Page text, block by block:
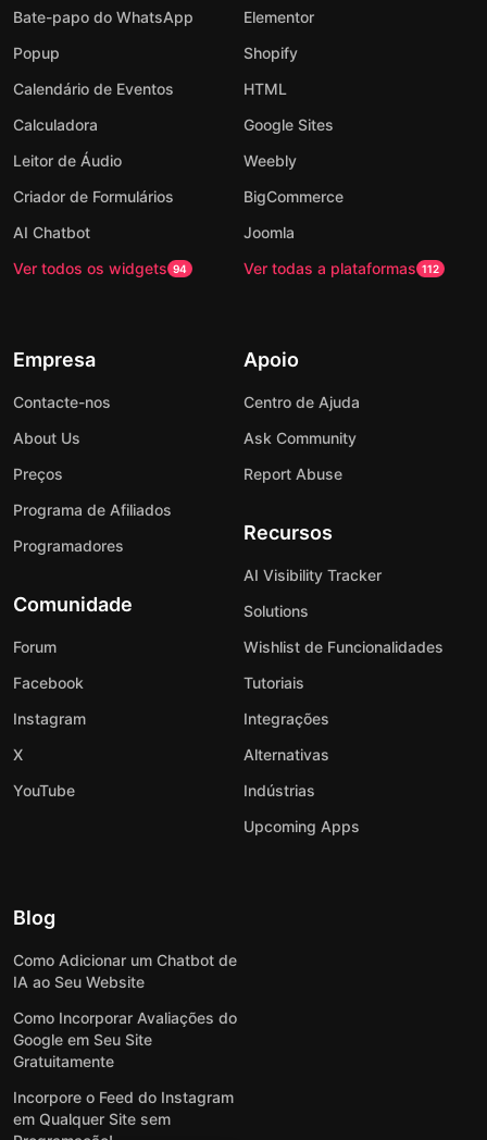
Bate-papo do WhatsApp
Popup
Calendário de Eventos
Calculadora
Leitor de Áudio
Criador de Formulários
AI Chatbot
Ver todos os widgets 94
Elementor
Shopify
HTML
Google Sites
Weebly
BigCommerce
Joomla
Ver todas a plataformas 112
Empresa
Contacte-nos
About Us
Preços
Programa de Afiliados
Programadores
Comunidade
Forum
Facebook
Instagram
X
YouTube
Apoio
Centro de Ajuda
Ask Community
Report Abuse
Recursos
AI Visibility Tracker
Solutions
Wishlist de Funcionalidades
Tutoriais
Integrações
Alternativas
Indústrias
Upcoming Apps
Blog
Como Adicionar um Chatbot de
IA ao Seu Website
Como Incorporar Avaliações do
Google em Seu Site
Gratuitamente
Incorpore o Feed do Instagram
em Qualquer Site sem